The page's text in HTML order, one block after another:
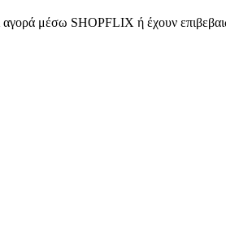
αγορά μέσω SHOPFLIX ή έχουν